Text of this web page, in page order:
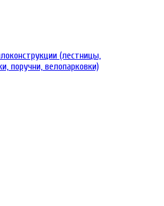
(лестницы,
поручни, велопарковки)